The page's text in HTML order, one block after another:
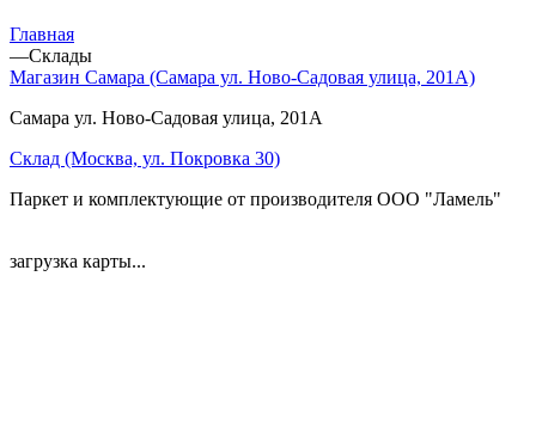
Главная
—Склады
Магазин Самара (Самара ул. Ново-Садовая улица, 201А)
Самара ул. Ново-Садовая улица, 201А
Склад (Москва, ул. Покровка 30)
Паркет и комплектующие от производителя ООО "Ламель"
загрузка карты...